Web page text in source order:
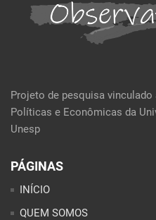
Projeto de pesquisa
Políticas e Econômicas da
Unesp
PÁGINAS
INÍCIO
QUEM SOMOS